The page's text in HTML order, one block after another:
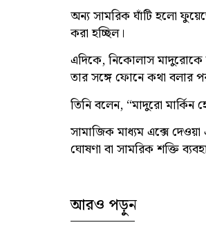
অন্য সামরিক ঘাঁটি হলো
করা হচ্ছিল।
এদিকে, নিকোলাস মাদুরোকে
তার সঙ্গে ফোনে কথা বলার
তিনি বলেন, “মাদুরো
সামাজিক মাধ্যম এক্সে
ঘোষণা বা সামরিক শক্তি
আরও পড়ুন